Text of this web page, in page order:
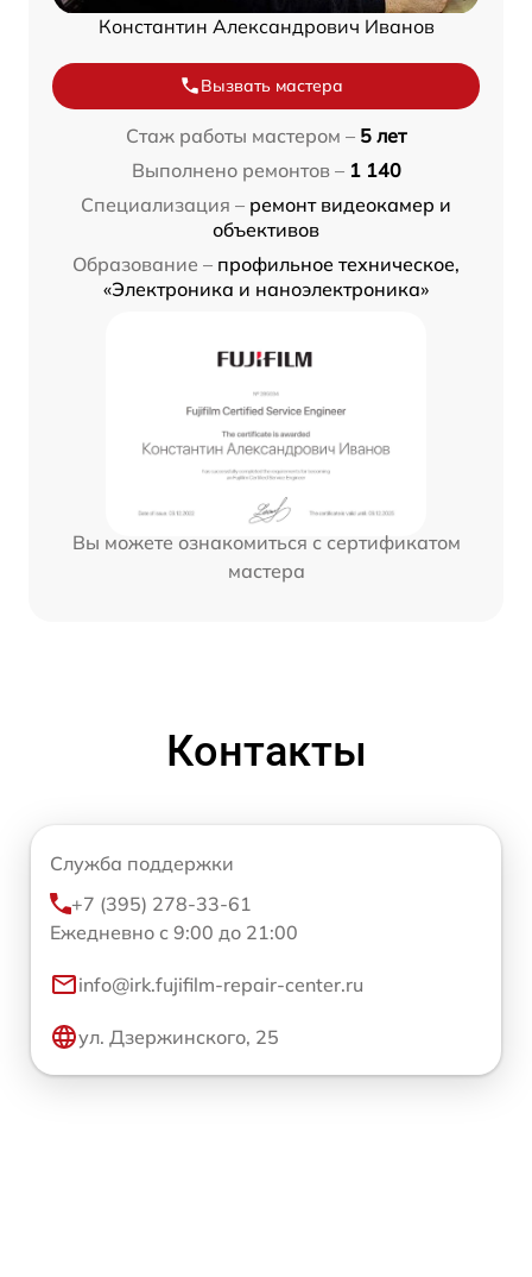
Константин Александрович Иванов
Вызвать мастера
Стаж работы мастером – 5 лет
Выполнено ремонтов – 1 140
Специализация – ремонт видеокамер и
объективов
Образование – профильное техническое,
«Электроника и наноэлектроника»
Вы можете ознакомиться с сертификатом
мастера
Контакты
Служба поддержки
+7 (395) 278-33-61
Ежедневно с 9:00 до 21:00
info@irk.fujifilm-repair-center.ru
ул. Дзержинского, 25